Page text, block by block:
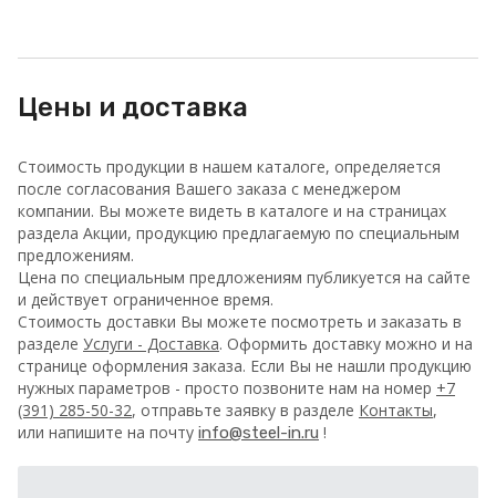
Цены и доставка
Стоимость продукции в нашем каталоге, определяется
после согласования Вашего заказа с менеджером
компании. Вы можете видеть в каталоге и на страницах
раздела Акции, продукцию предлагаемую по специальным
предложениям.
Цена по специальным предложениям публикуется на сайте
и действует ограниченное время.
Стоимость доставки Вы можете посмотреть и заказать в
разделе Услуги - Доставка. Оформить доставку можно и на
странице оформления заказа. Если Вы не нашли продукцию
нужных параметров - просто позвоните нам на номер +7
(391) 285-50-32, отправьте заявку в разделе Контакты,
или напишите на почту info@steel-in.ru !